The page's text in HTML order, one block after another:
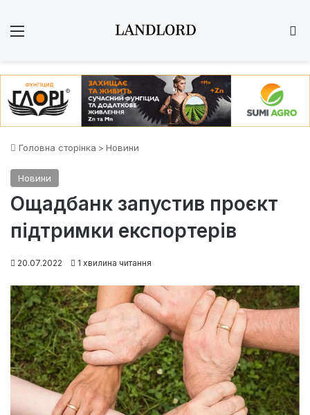
Головна сторінка > Новини
Новини
Ощадбанк запустив проєкт
підтримки експортерів
20.07.2022 1 хвилина читання